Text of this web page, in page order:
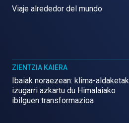
Viaje alrededor del mundo
ZIENTZIA KAIERA
Ibaiak noraezean: klima-aldaketak
izugarri azkartu du Himalaiako
ibilguen transformazioa